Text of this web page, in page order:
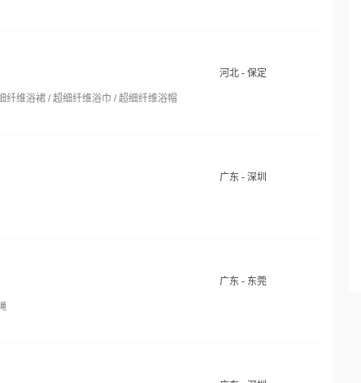
河北 - 保定
纤维浴裙 / 超细纤维浴巾 / 超细纤维浴帽
广东 - 深圳
广东 - 东莞